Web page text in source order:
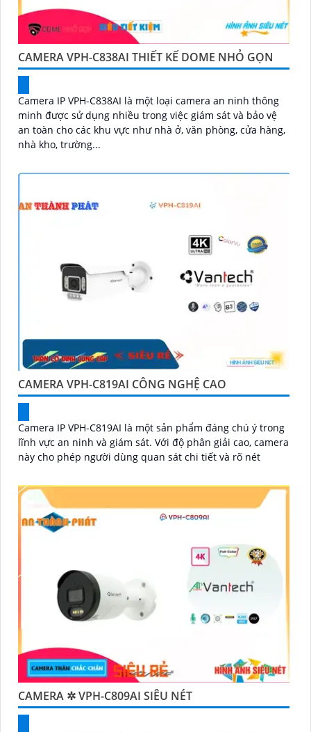
CAMERA VPH-C838AI THIẾT KẾ DOME NHỎ GỌN
Camera IP VPH-C838AI là một loại camera an ninh thông
minh được sử dụng nhiều trong việc giám sát và bảo vệ
an toàn cho các khu vực như nhà ở, văn phòng, cửa hàng,
nhà kho, trường...
CAMERA VPH-C819AI CÔNG NGHỆ CAO
Camera IP VPH-C819AI là một sản phẩm đáng chú ý trong
lĩnh vực an ninh và giám sát. Với độ phân giải cao, camera
này cho phép người dùng quan sát chi tiết và rõ nét
CAMERA ✲ VPH-C809AI SIÊU NÉT